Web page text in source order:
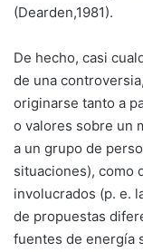
(Dearden,1981).
De hecho, casi
de una
originarse tanto a
o valores sobre un
a un grupo de
situaciones), como
involucrados (p. e.
de propuestas
fuentes de energía